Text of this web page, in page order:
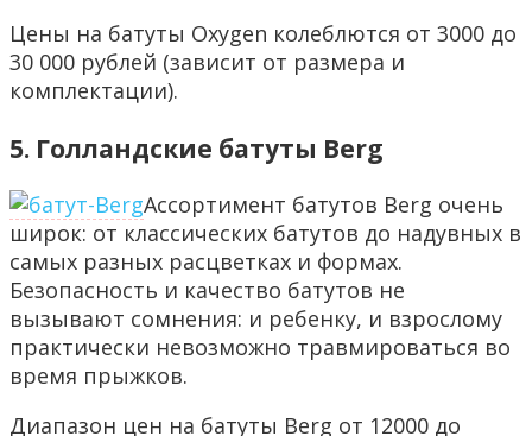
Цены на батуты Oxygen колеблются от 3000 до
30 000 рублей (зависит от размера и
комплектации).
5. Голландские батуты Berg
Ассортимент батутов Berg очень
широк: от классических батутов до надувных в
самых разных расцветках и формах.
Безопасность и качество батутов не
вызывают сомнения: и ребенку, и взрослому
практически невозможно травмироваться во
время прыжков.
Диапазон цен на батуты Berg от 12000 до